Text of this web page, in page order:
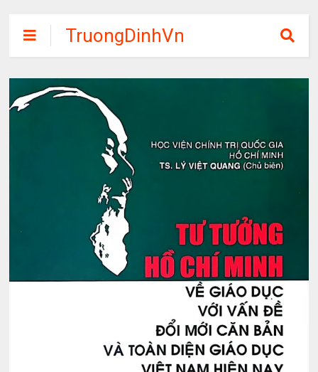
TruongDinhVn
Chia sẽ ebook,
các khóa học,
phần mềm học
tập miễn phí